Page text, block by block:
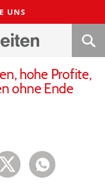
UNS
hohe Profite,
ohne Ende